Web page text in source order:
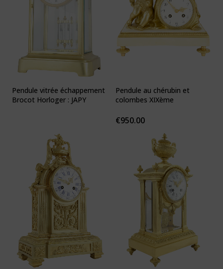
Pendule vitrée échappement
Brocot Horloger : JAPY
Pendule au chérubin et
colombes XIXème
€950.00